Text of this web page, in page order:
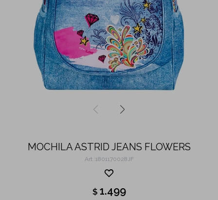
MOCHILA ASTRID JEANS FLOWERS
1801170028JF
$ 1.499